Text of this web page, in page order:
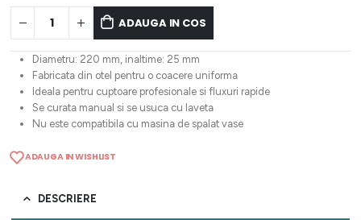
ADAUGA IN COS
Diametru: 220 mm, inaltime: 25 mm
Fabricata din otel pentru o coacere uniforma
Ideala pentru cuptoare profesionale si fluxuri rapide
Se curata manual si se usuca cu laveta
Nu este compatibila cu masina de spalat vase
ADAUGA IN WISHLIST
DESCRIERE